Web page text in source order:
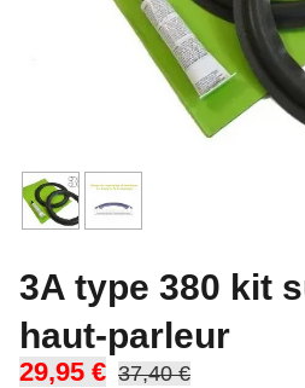
3A type 380 kit
haut-parleur
29,95 € 37,40 €